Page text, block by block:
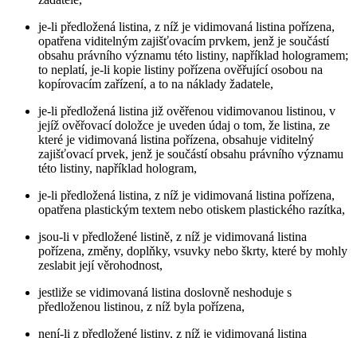
je-li předložená listina, z níž je vidimovaná listina pořízena,
opatřena viditelným zajišťovacím prvkem, jenž je součástí
obsahu právního významu této listiny, například hologramem;
to neplatí, je-li kopie listiny pořízena ověřující osobou na
kopírovacím zařízení, a to na náklady žadatele,
je-li předložená listina již ověřenou vidimovanou listinou, v
jejíž ověřovací doložce je uveden údaj o tom, že listina, ze
které je vidimovaná listina pořízena, obsahuje viditelný
zajišťovací prvek, jenž je součástí obsahu právního významu
této listiny, například hologram,
je-li předložená listina, z níž je vidimovaná listina pořízena,
opatřena plastickým textem nebo otiskem plastického razítka,
jsou-li v předložené listině, z níž je vidimovaná listina
pořízena, změny, doplňky, vsuvky nebo škrty, které by mohly
zeslabit její věrohodnost,
jestliže se vidimovaná listina doslovně neshoduje s
předloženou listinou, z níž byla pořízena,
není-li z předložené listiny, z níž je vidimovaná listina